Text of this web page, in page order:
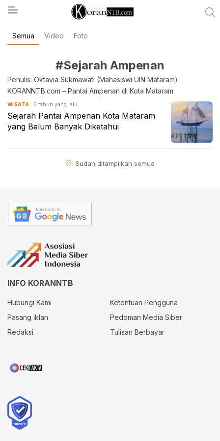
koranntb.com
Semua Video Foto
#Sejarah Ampenan
Penulis: Oktavia Sukmawati (Mahasiswi UIN Mataram)
KORANNTB.com – Pantai Ampenan di Kota Mataram
WISATA 3 tahun yang lalu
Sejarah Pantai Ampenan Kota Mataram
yang Belum Banyak Diketahui
Sudah ditampilkan semua
INFO KORANNTB
Hubungi Kami
Ketentuan Pengguna
Pasang Iklan
Pedoman Media Siber
Redaksi
Tulisan Berbayar